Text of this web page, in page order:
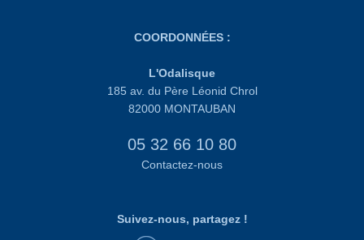
COORDONNÉES :
L'Odalisque
185 av. du Père Léonid Chrol
82000 MONTAUBAN
05 32 66 10 80
Contactez-nous
Suivez-nous, partagez !